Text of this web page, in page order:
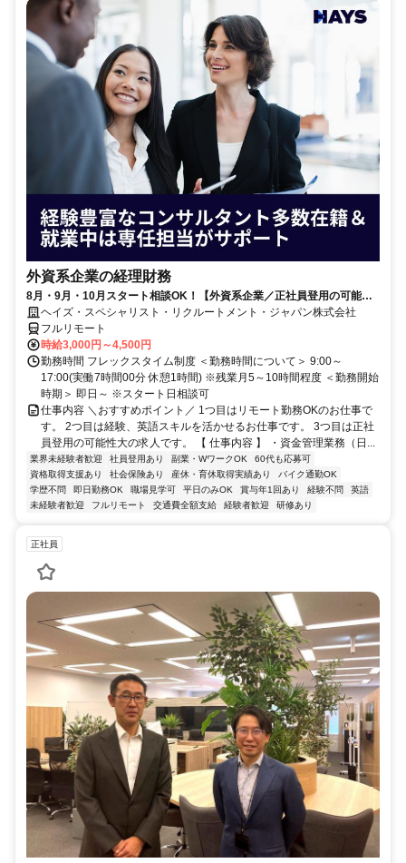
外資系企業の経理財務
8月・9月・10月スタート相談OK！【外資系企業／正社員登用の可能性
大／700万～800万／リモート勤務OK】経理財務
ヘイズ・スペシャリスト・リクルートメント・ジャパン株式会社
フルリモート
時給3,000円～4,500円
勤務時間 フレックスタイム制度 ＜勤務時間について＞ 9:00～
17:00(実働7時間00分 休憩1時間) ※残業月5～10時間程度 ＜勤務開始
時期＞ 即日～ ※スタート日相談可
仕事内容 ＼おすすめポイント／ 1つ目はリモート勤務OKのお仕事で
す。 2つ目は経験、英語スキルを活かせるお仕事です。 3つ目は正社
員登用の可能性大の求人です。 【 仕事内容 】 ・資金管理業務（日...
業界未経験者歓迎 社員登用あり 副業・WワークOK
60代も応募可
資格取得支援あり
社会保険あり 産休・育休取得実績あり
バイク通勤OK
学歴不問
即日勤務OK 職場見学可 平日のみOK 賞与年1回あり 経験不問
英語
未経験者歓迎
フルリモート 交通費全額支給 経験者歓迎 研修あり
正社員